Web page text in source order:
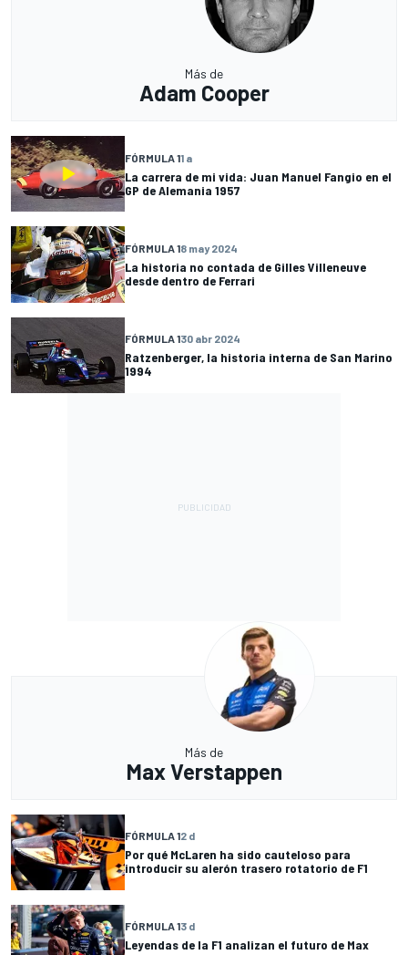
Más de
Adam Cooper
FÓRMULA 11 a
La carrera de mi vida: Juan Manuel Fangio en el
GP de Alemania 1957
FÓRMULA 18 may 2024
La historia no contada de Gilles Villeneuve
desde dentro de Ferrari
FÓRMULA 130 abr 2024
Ratzenberger, la historia interna de San Marino
1994
Más de
Max Verstappen
FÓRMULA 12 d
Por qué McLaren ha sido cauteloso para
introducir su alerón trasero rotatorio de F1
FÓRMULA 13 d
Leyendas de la F1 analizan el futuro de Max